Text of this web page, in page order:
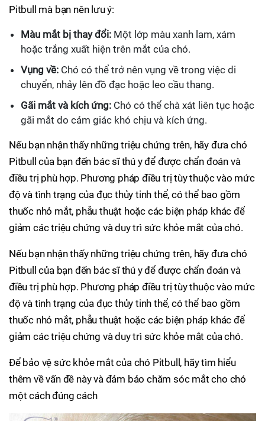
Pitbull mà bạn nên lưu ý:
Màu mắt bị thay đổi: Một lớp màu xanh lam, xám
hoặc trắng xuất hiện trên mắt của chó.
Vụng về: Chó có thể trở nên vụng về trong việc di
chuyển, nhảy lên đồ đạc hoặc leo cầu thang.
Gãi mắt và kích ứng: Chó có thể chà xát liên tục hoặc
gãi mắt do cảm giác khó chịu và kích ứng.
Nếu bạn nhận thấy những triệu chứng trên, hãy đưa chó
Pitbull của bạn đến bác sĩ thú y để được chẩn đoán và
điều trị phù hợp. Phương pháp điều trị tùy thuộc vào mức
độ và tình trạng của đục thủy tinh thể, có thể bao gồm
thuốc nhỏ mắt, phẫu thuật hoặc các biện pháp khác để
giảm các triệu chứng và duy trì sức khỏe mắt của chó.
Nếu bạn nhận thấy những triệu chứng trên, hãy đưa chó
Pitbull của bạn đến bác sĩ thú y để được chẩn đoán và
điều trị phù hợp. Phương pháp điều trị tùy thuộc vào mức
độ và tình trạng của đục thủy tinh thể, có thể bao gồm
thuốc nhỏ mắt, phẫu thuật hoặc các biện pháp khác để
giảm các triệu chứng và duy trì sức khỏe mắt của chó.
Để bảo vệ sức khỏe mắt của chó Pitbull, hãy tìm hiểu
thêm về vấn đề này và đảm bảo chăm sóc mắt cho chó
một cách đúng cách